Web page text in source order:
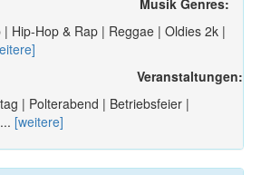
Hip-Hop & Rap | Reggae | Oldies 2k |
Veranstaltungen:
| Polterabend | Betriebsfeier |
[weitere]